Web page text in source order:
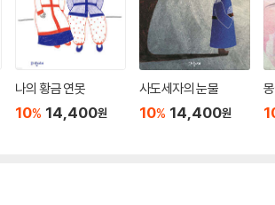
나의 황금 연못
10% 14,400원
사도세자의 눈물
10% 14,400원